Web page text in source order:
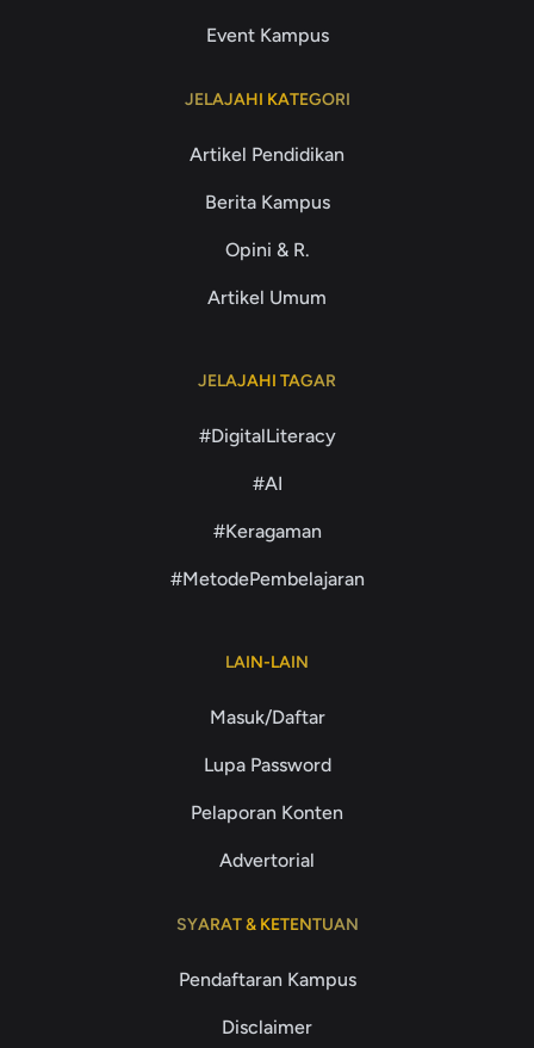
Event Kampus
JELAJAHI KATEGORI
Artikel Pendidikan
Berita Kampus
Opini & R.
Artikel Umum
JELAJAHI TAGAR
#DigitalLiteracy
#AI
#Keragaman
#MetodePembelajaran
LAIN-LAIN
Masuk/Daftar
Lupa Password
Pelaporan Konten
Advertorial
SYARAT & KETENTUAN
Pendaftaran Kampus
Disclaimer